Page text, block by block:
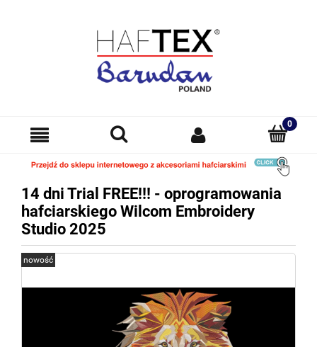
14 dni Trial FREE!!! - oprogramowania
hafciarskiego Wilcom Embroidery
Studio 2025
nowość